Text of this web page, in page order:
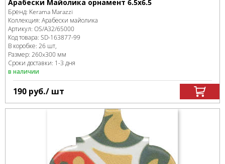
Арабески Майолика орнамент 6.5x6.5
Бренд: Kerama Marazzi
Коллекция: Арабески майолика
Артикул: OS/A32/65000
Код товара: SD-163877-99
В коробке: 26 шт,
Размер: 260x300 мм
Сроки доставки: 1-3 дня
в наличии
190 руб./ шт